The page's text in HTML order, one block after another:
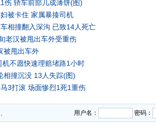
伤 轿车前部几成薄饼(图)
被卡住 家属暴揍司机
相撞翻入深沟 已致14人死亡
老汉被甩出车外受重伤
被甩出车外
不愿快速理赔堵路1小时
相撞沉没 13人失踪(图)
3打滚 场面惨烈1死1重伤
用户名： 密码：